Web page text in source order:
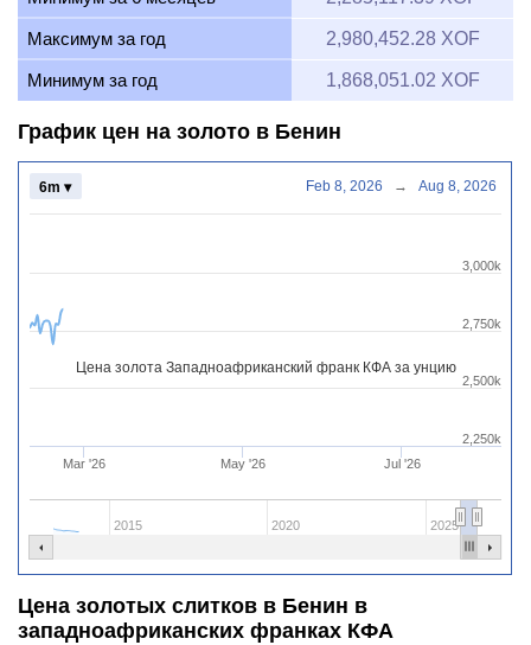
Максимум за год 2,980,452.28 XOF
Минимум за год 1,868,051.02 XOF
График цен на золото в Бенин
Цена золота Западноафриканский франк КФА за унцию
Mar '26 May '26 Jul '26
2015 2020 2025
3,000k
2,250k
2,500k
2,750k
6m ▾ Feb 8, 2026 → Aug 8, 2026
Цена золотых слитков в Бенин в
западноафриканских франках КФА